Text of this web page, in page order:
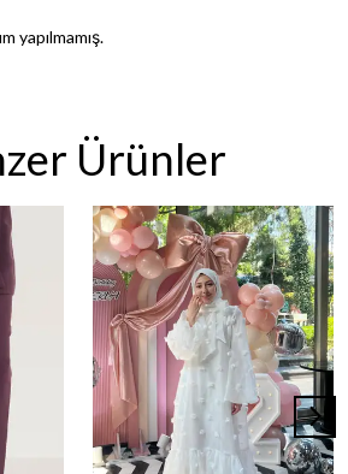
yapılmamış.
Ürünler